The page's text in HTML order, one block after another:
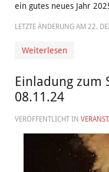
ein gutes neues Jahr
LETZTE ÄNDERUNG AM 22.
Weiterlesen
Einladung zum
08.11.24
VERÖFFENTLICHT IN